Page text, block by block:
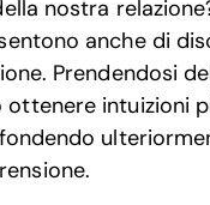
nostra
anche di
Prendendosi
intuizioni